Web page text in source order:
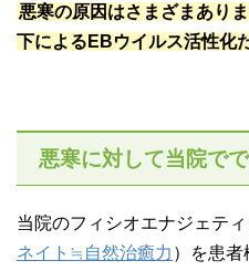
悪寒の原因はさまざまあり
下によるEBウイルス活性化
悪寒に対して当院で
当院のフィシオエナジェテ
ネイト≒自然治癒力 ）を患者